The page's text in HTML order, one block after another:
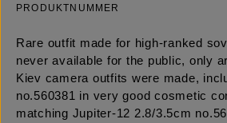
PRODUKTNUMMER
Rare outfit made for high-ranked
never available for the public, only
Kiev camera outfits were made,
no.560381 in very good cosmetic
matching Jupiter-12 2.8/3.5cm